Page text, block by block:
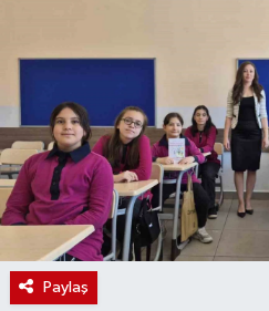
Paylaş